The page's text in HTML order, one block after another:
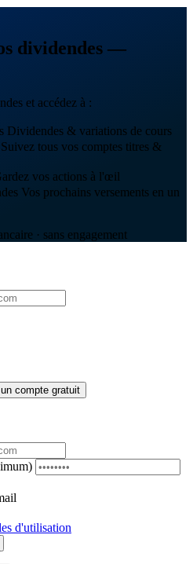
dividendes —
et accédez à :
Dividendes & variations de cours
Suivez tous vos comptes titres &
vos actions à l'œil
Vos prochains versements en un
· sans engagement
compte gratuit
d'utilisation